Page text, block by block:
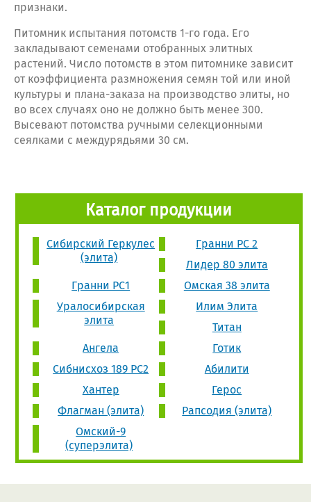
признаки.
Питомник испытания потомств 1-го года. Его
закладывают семенами отобранных элитных
растений. Число потомств в этом питомнике зависит
от коэффициента размножения семян той или иной
культуры и плана-заказа на производство элиты, но
во всех случаях оно не должно быть менее 300.
Высевают потомства ручными селекционными
сеялками с междурядьями 30 см.
Каталог продукции
Сибирский Геркулес
(элита)
Гранни РС 2
Лидер 80 элита
Гранни РС1
Омская 38 элита
Уралосибирская
элита
Илим Элита
Титан
Ангела
Готик
Сибнисхоз 189 РС2
Абилити
Хантер
Герос
Флагман (элита)
Рапсодия (элита)
Омский-9
(суперэлита)